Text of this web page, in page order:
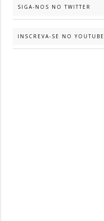
SIGA-NOS NO TWITTER
INSCREVA-SE NO YOUTUBE